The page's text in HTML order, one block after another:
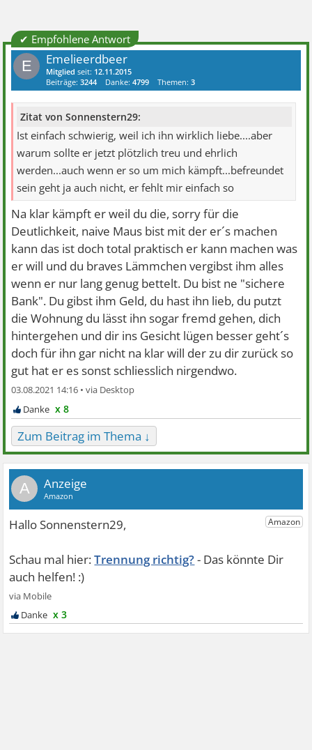
✔ Empfohlene Antwort
E Emelieerdbeer
Mitglied seit: 12.11.2015
Beiträge:3244 Danke:4799 Themen:3
Zitat von Sonnenstern29:
Ist einfach schwierig, weil ich ihn wirklich liebe....aber
warum sollte er jetzt plötzlich treu und ehrlich
werden...auch wenn er so um mich kämpft...befreundet
sein geht ja auch nicht, er fehlt mir einfach so
Na klar kämpft er weil du die, sorry für die
Deutlichkeit, naive Maus bist mit der er´s machen
kann das ist doch total praktisch er kann machen was
er will und du braves Lämmchen vergibst ihm alles
wenn er nur lang genug bettelt. Du bist ne "sichere
Bank". Du gibst ihm Geld, du hast ihn lieb, du putzt
die Wohnung du lässt ihn sogar fremd gehen, dich
hintergehen und dir ins Gesicht lügen besser geht´s
doch für ihn gar nicht na klar will der zu dir zurück so
gut hat er es sonst schliesslich nirgendwo.
03.08.2021 14:16 •
x 8
Zum Beitrag im Thema ↓
A
Trennung richtig?
x 3